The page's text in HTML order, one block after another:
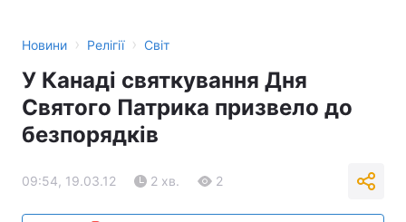
Новини › Релігії › Світ
У Канаді святкування Дня
Святого Патрика призвело до
безпорядків
09:54, 19.03.12 2 хв. 2